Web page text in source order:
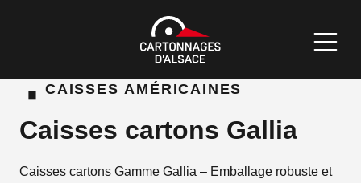
·CAISSES AMÉRICAINES
Caisses cartons Gallia
Caisses cartons Gamme Gallia – Emballage robuste et